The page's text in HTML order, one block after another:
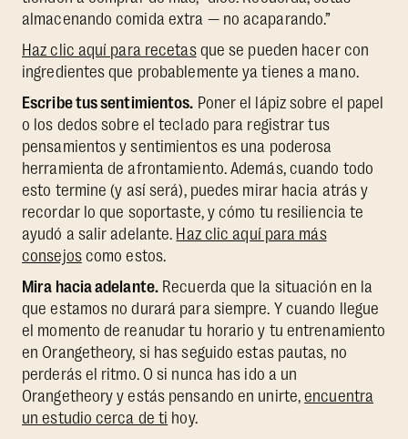
almacenando comida extra — no acaparando.”
Haz clic aquí para recetasque se pueden hacer con
ingredientes que probablemente ya tienes a mano.
Escribe tus sentimientos. Poner el lápiz sobre el papel
o los dedos sobre el teclado para registrar tus
pensamientos y sentimientos es una poderosa
herramienta de afrontamiento. Además, cuando todo
esto termine (y así será), puedes mirar hacia atrás y
recordar lo que soportaste, y cómo tu resiliencia te
ayudó a salir adelante. Haz clic aquí para más
consejoscomo estos.
Mira hacia adelante. Recuerda que la situación en la
que estamos no durará para siempre. Y cuando llegue
el momento de reanudar tu horario y tu entrenamiento
en Orangetheory, si has seguido estas pautas, no
perderás el ritmo. O si nunca has ido a un
Orangetheory y estás pensando en unirte,encuentra
un estudio cerca de ti hoy.